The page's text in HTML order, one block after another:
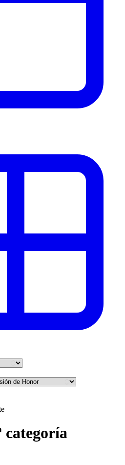
categoría